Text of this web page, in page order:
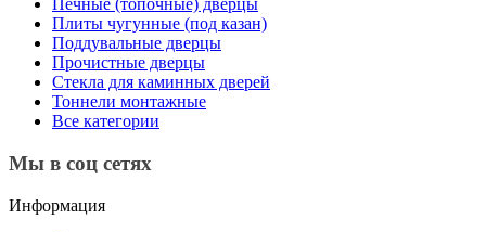
Плиты чугунные (под казан)
Поддувальные дверцы
Прочистные дверцы
Стекла для каминных дверей
Тоннели монтажные
Все категории
Мы в соц сетях
Информация